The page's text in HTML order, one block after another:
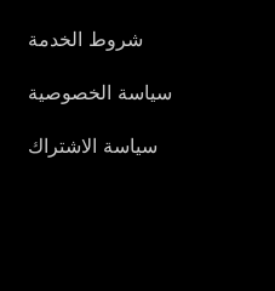
شروط الخدمة
سياسة الخصوصية
سياسة الاشتراك